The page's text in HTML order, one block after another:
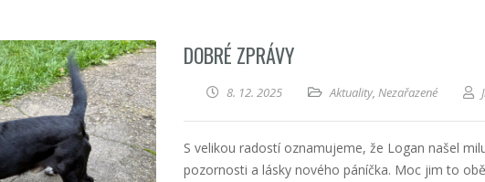
DOBRÉ ZPRÁVY
8. 12. 2025 Aktuality, Nezařazené
S velikou radostí oznamujeme, že Logan našel
pozornosti a lásky nového páníčka. Moc jim to